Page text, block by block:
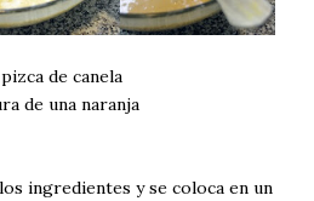
de canela
de una naranja
ingredientes y se coloca en un